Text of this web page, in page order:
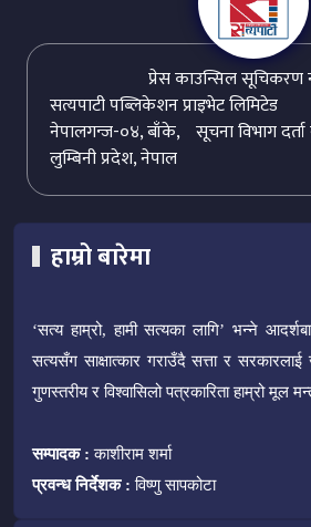
प्रेस काउन्सिल
सत्यपाटी पब्लिकेशन प्राइभेट लिमिटेड
सूचना विभाग
नेपालगन्ज-०४, बाँके,
लुम्बिनी प्रदेश, नेपाल
हाम्रो बारेमा
‘सत्य हाम्रो, हामी सत्यका लागि’ भन्ने
सत्यसँग साक्षात्कार गराउँदै सत्ता र सरकारलाई
गुणस्तरीय र विश्वासिलो पत्रकारिता हाम्रो मूल
सम्पादक : काशीराम शर्मा
प्रवन्ध निर्देशक : विष्णु सापकोटा